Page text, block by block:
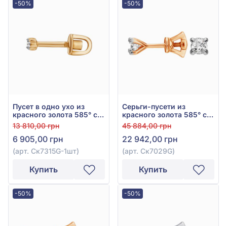
-50%
Пусет в одно ухо из
красного золота 585° с
бриллиантом 0,05ct, арт.
Ск7315G-1шт
13 810,00 грн
6 905,00 грн
(арт. Ск7315G-1шт)
Купить
-50%
Серьги-пусети из
красного золота 585° с
бриллиантом 0,14ct, арт.
Ск7029G
45 884,00 грн
22 942,00 грн
(арт. Ск7029G)
Купить
-50% -50%